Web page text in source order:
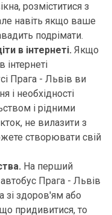
розміститися з
навіть якщо ваше
подрімати.
в інтернеті. Якщо
інтернеті
Прага - Львів ви
і необхідності
і рідними
не вилазити з
створювати свій
На перший
Прага - Львів
зі здоров'ям або
придивитися, то